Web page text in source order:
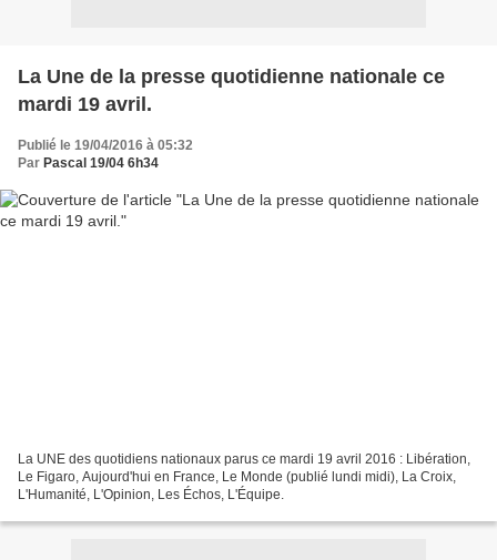
La Une de la presse quotidienne nationale ce
mardi 19 avril.
Publié le 19/04/2016 à 05:32
Par Pascal 19/04 6h34
La UNE des quotidiens nationaux parus ce mardi 19 avril 2016 : Libération,
Le Figaro, Aujourd'hui en France, Le Monde (publié lundi midi), La Croix,
L'Humanité, L'Opinion, Les Échos, L'Équipe.